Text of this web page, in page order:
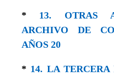
* 13. OTRAS
ARCHIVO DE
AÑOS 20
* 14. LA